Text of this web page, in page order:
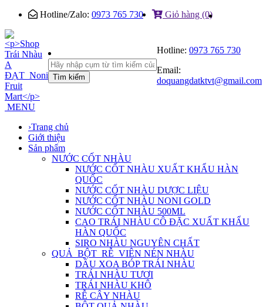
Hotline/Zalo: 0973 765 730 Giỏ hàng (0)
Tìm kiếm
Hotline: 0973 765 730
Email:
doquangdatktvt@gmail.com
MENU
›Trang chủ
Giới thiệu
Sản phẩm
NƯỚC CỐT NHÀU
NƯỚC CỐT NHÀU XUẤT KHẨU HÀN
QUỐC
NƯỚC CỐT NHÀU DƯỢC LIỆU
NƯỚC CỐT NHÀU NONI GOLD
NƯỚC CỐT NHÀU 500ML
CAO TRÁI NHÀU CÔ ĐẶC XUẤT KHẨU
HÀN QUỐC
SIRO NHÀU NGUYÊN CHẤT
QUẢ_BỘT_RỄ_VIÊN NÉN NHÀU
DẦU XOA BÓP TRÁI NHÀU
TRÁI NHÀU TƯƠI
TRÁI NHÀU KHÔ
RỄ CÂY NHÀU